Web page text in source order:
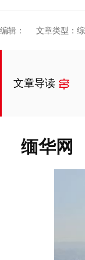
编辑： 文章类型：
文章导读
缅华网